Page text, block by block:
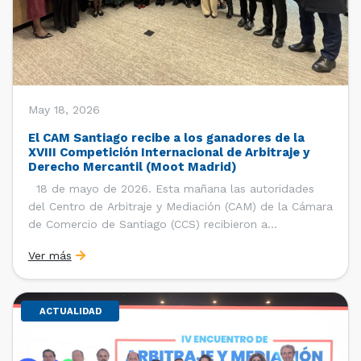
May 18, 2026
El CAM Santiago recibe a los ganadores de la
XVIII Competición Internacional de Arbitraje y
Derecho Mercantil (Moot Madrid)
18 de mayo de 2026. Esta mañana las autoridades
del Centro de Arbitraje y Mediación (CAM) de la Cámara
de Comercio de Santiago (CCS) recibieron a
Facultad de Derecho de la Universidad de Chile que se
consagró como ganador de la […]
Ver más
ACTUALIDAD